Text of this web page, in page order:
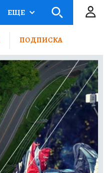
ЕЩЕ
ПОДПИСКА